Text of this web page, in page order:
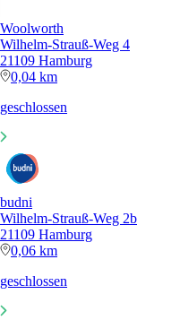
Woolworth
Wilhelm-Strauß-Weg 4
21109 Hamburg
0,04 km
geschlossen
budni
Wilhelm-Strauß-Weg 2b
21109 Hamburg
0,06 km
geschlossen